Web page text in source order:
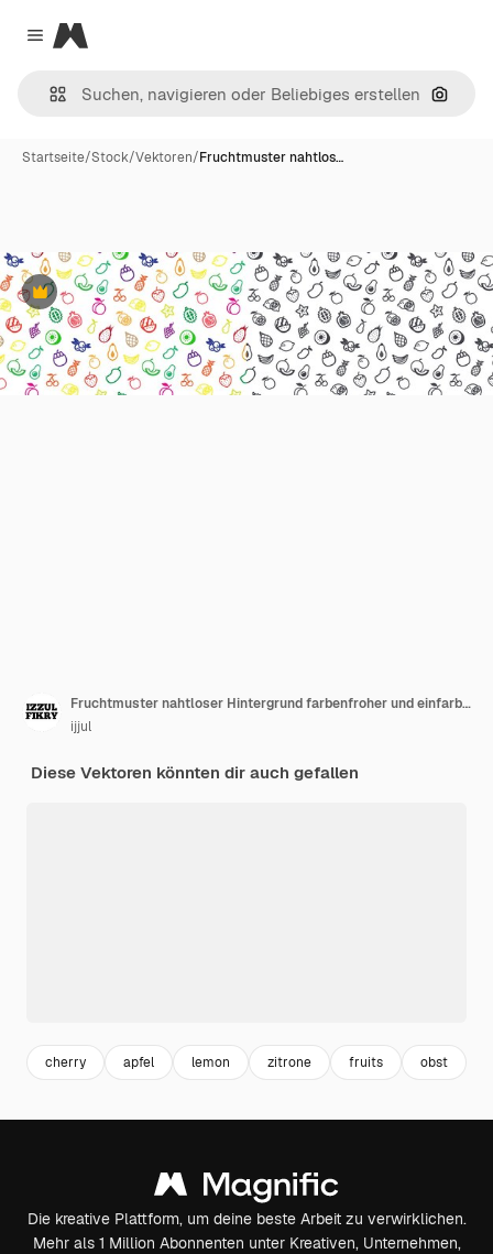
Close menu
Magnific
Nach
Startseite/Stock/Vektoren/Fruchtmuster nahtlos…
Premium
Fruchtmuster nahtloser Hintergrund farbenfroher und einfarbiger süßer Hintergrund Restaurantmarkt
ijjul
Diese Vektoren könnten dir auch gefallen
cherry apfel lemon zitrone fruits obst
Die kreative Plattform, um deine beste Arbeit zu verwirklichen.
Mehr als 1 Million Abonnenten unter Kreativen, Unternehmen,